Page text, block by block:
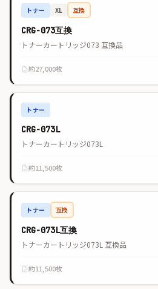
トナー XL 互換
CRG-073互換
トナーカートリッジ073 互換品
約27,000枚
トナー
CRG-073L
トナーカートリッジ073L
約11,500枚
トナー 互換
CRG-073L互換
トナーカートリッジ073L 互換品
約11,500枚